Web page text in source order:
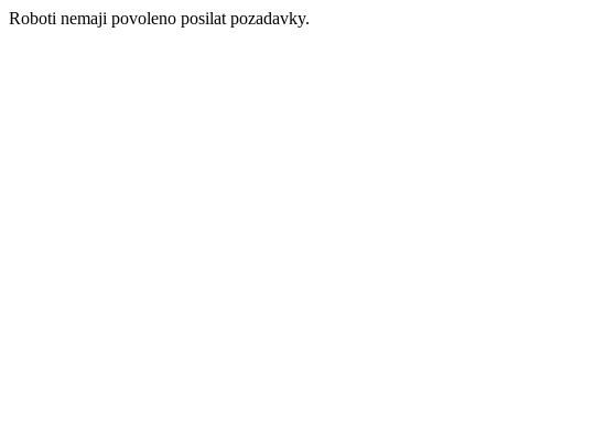
Roboti nemaji povoleno posilat pozadavky.